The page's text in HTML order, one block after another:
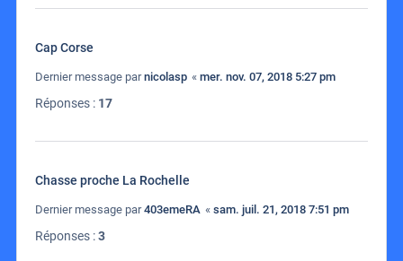
Cap Corse
Dernier message parnicolasp « mer. nov. 07, 2018 5:27 pm
Réponses : 17
Chasse proche La Rochelle
Dernier message par403emeRA « sam. juil. 21, 2018 7:51 pm
Réponses :3